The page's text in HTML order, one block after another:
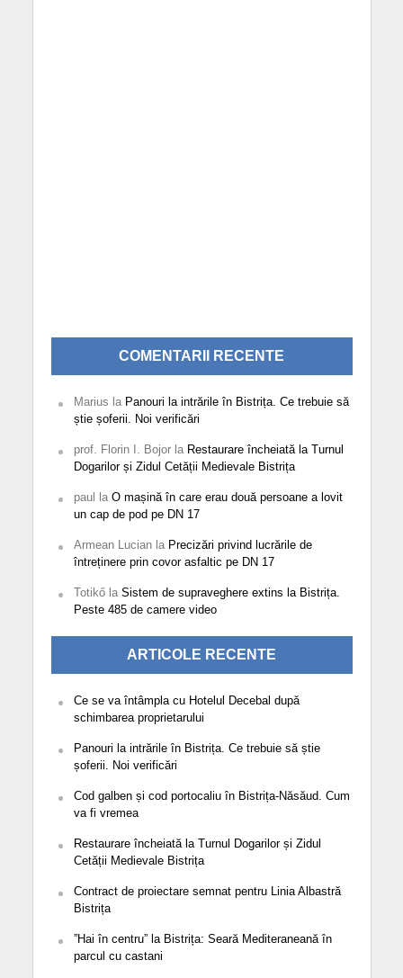
COMENTARII RECENTE
Marius la Panouri la intrările în Bistrița. Ce trebuie să
știe șoferii. Noi verificări
prof. Florin I. Bojorla Restaurare încheiată la Turnul
Dogarilor și Zidul Cetății Medievale Bistrița
paul la O mașină în care erau două persoane a lovit
un cap de pod pe DN 17
Armean Lucianla Precizări privind lucrările de
întreținere prin covor asfaltic pe DN 17
Totikőla Sistem de supraveghere extins la Bistrița.
Peste 485 de camere video
ARTICOLE RECENTE
Ce se va întâmpla cu Hotelul Decebal după
schimbarea proprietarului
Panouri la intrările în Bistrița. Ce trebuie să știe
șoferii. Noi verificări
Cod galben și cod portocaliu în Bistrița-Năsăud. Cum
va fi vremea
Restaurare încheiată la Turnul Dogarilor și Zidul
Cetății Medievale Bistrița
Contract de proiectare semnat pentru Linia Albastră
Bistrița
”Hai în centru” la Bistrița: Seară Mediteraneană în
parcul cu castani